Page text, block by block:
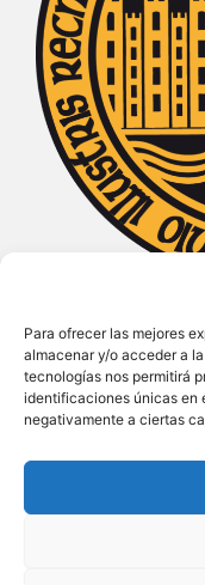
Para ofrecer las mejores
almacenar y/o acceder a
tecnologías nos permitirá
identificaciones únicas en
negativamente a ciertas
Declarada de